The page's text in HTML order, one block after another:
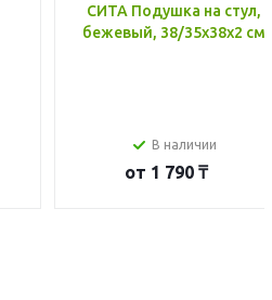
СИТА Подушка на стул,
бежевый, 38/35x38x2 см
В наличии
от 1 790 ₸